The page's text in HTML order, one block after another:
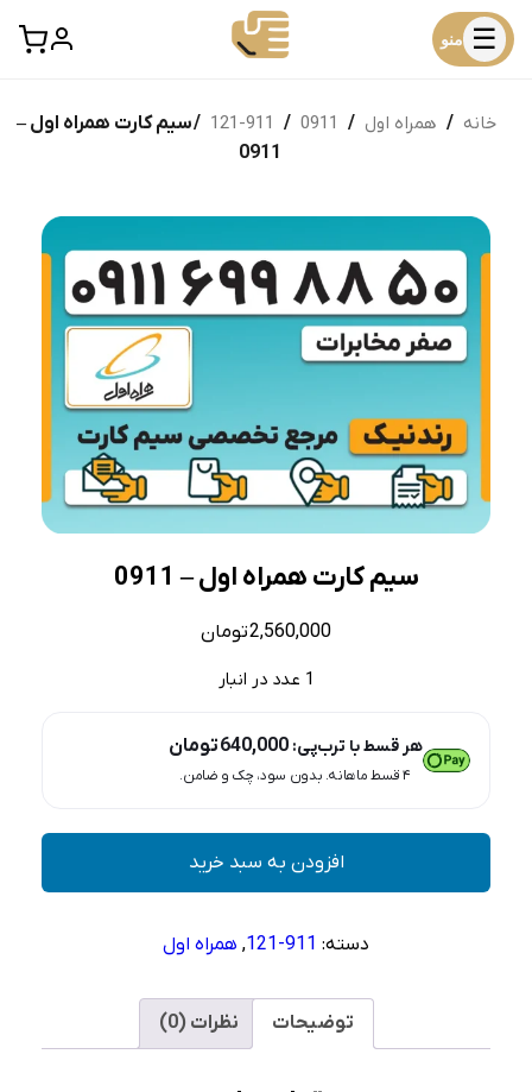
☰ منو
خانه / همراه اول /
0911
/
911-121
/ سیم کارت همراه اول –
0911
سیم کارت همراه اول – 0911
2,560,000تومان
1 عدد در انبار
هر قسط با ترب‌پی: 640,000تومان
۴ قسط ماهانه. بدون سود، چک و ضامن.
سیم
همراه
افزودن به سبد خرید
دسته: 911-121
, همراه اول
توضیحات نظرات (0)